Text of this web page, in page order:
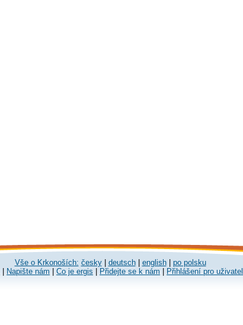
Vše o Krkonoších: česky| deutsch| english| po polsku
Napište nám Co je ergis Přidejte se k nám Přihlášení pro